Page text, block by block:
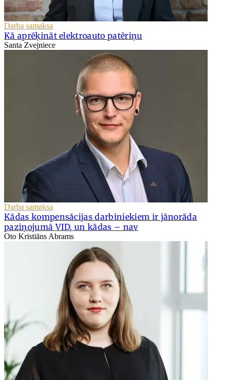
Darba samaksa
Kā aprēķināt elektroauto patēriņu
Santa Zvejniece
Darba samaksa
Kādas kompensācijas darbiniekiem ir jānorāda
paziņojumā VID, un kādas – nav
Oto Kristiāns Abrams